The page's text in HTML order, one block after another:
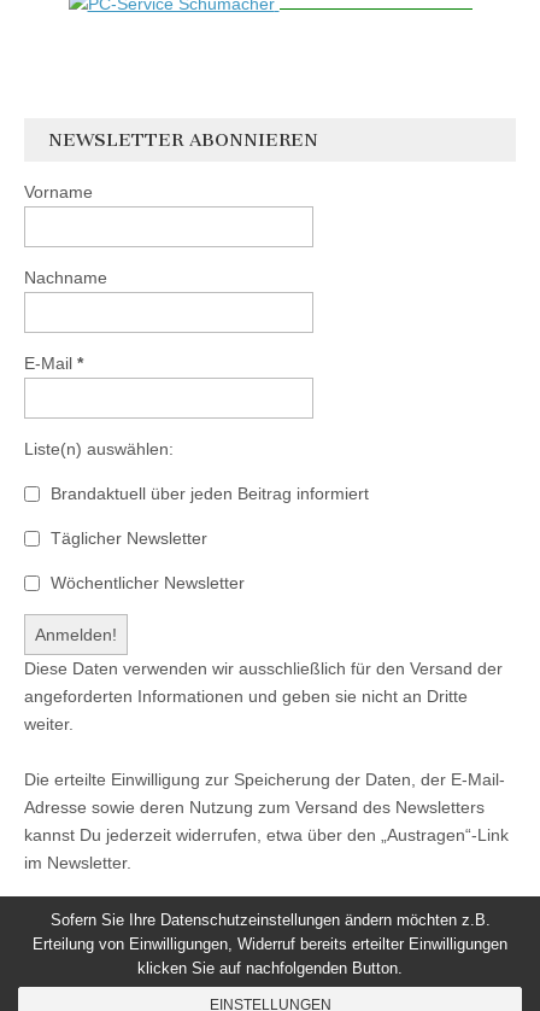
NEWSLETTER ABONNIEREN
Vorname
Nachname
E-Mail *
Liste(n) auswählen:
Brandaktuell über jeden Beitrag informiert
Täglicher Newsletter
Wöchentlicher Newsletter
Diese Daten verwenden wir ausschließlich für den Versand der
angeforderten Informationen und geben sie nicht an Dritte
weiter.
Die erteilte Einwilligung zur Speicherung der Daten, der E-Mail-
Adresse sowie deren Nutzung zum Versand des Newsletters
kannst Du jederzeit widerrufen, etwa über den „Austragen“-Link
im Newsletter.
Sofern Sie Ihre Datenschutzeinstellungen ändern möchten z.B.
Erteilung von Einwilligungen, Widerruf bereits erteilter Einwilligungen
klicken Sie auf nachfolgenden Button.
EINSTELLUNGEN